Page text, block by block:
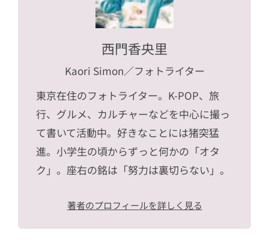
西門香央里
Kaori Simon／フォトライター
東京在住のフォトライター。K-POP、旅
行、グルメ、カルチャーなどを中心に撮っ
て書いて活動中。好きなことには猪突猛
進。小学生の頃からずっと何かの「オタ
ク」。座右の銘は「努力は裏切らない」。
著者のプロフィールを詳しく見る